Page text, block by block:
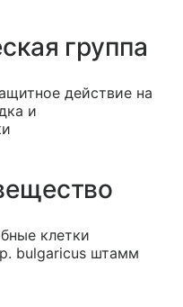
группа
действие на
и
клетки
bulgaricus штамм